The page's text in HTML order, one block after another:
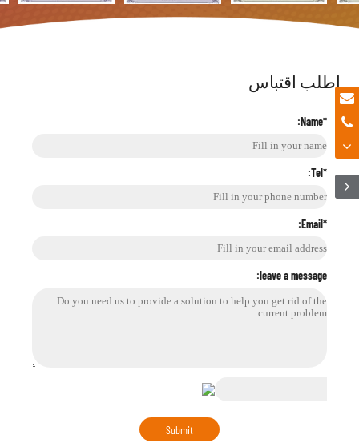
اطلب اقتباس
*Name:
*Tel:
*Email:
leave a message: